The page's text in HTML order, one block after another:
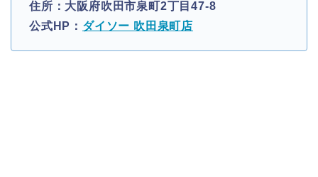
住所：大阪府吹田市泉町2丁目47-8
公式HP： ダイソー 吹田泉町店